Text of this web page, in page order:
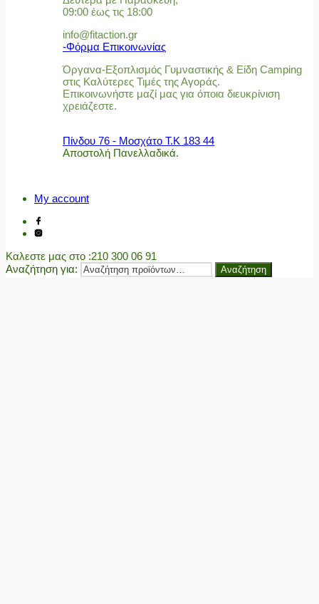
09:00 έως τις 18:00
info@fitaction.gr
-Φόρμα Επικοινωνίας
Όργανα-Εξοπλισμός Γυμναστικής & Είδη Camping
στις Καλύτερες Τιμές της Αγοράς.
Επικοινωνήστε μαζί μας για όποια διευκρίνιση
χρειάζεστε.
Πίνδου 76 - Μοσχάτο Τ.Κ 183 44
Αποστολή Πανελλαδικά.
My account
Καλεστε μας στο :210 300 06 91
Αναζήτηση για:
Αναζήτηση